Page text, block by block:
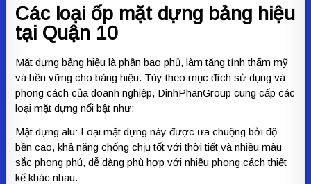
Các loại ốp mặt dựng bảng hiệu
tại Quận 10
Mặt dựng bảng hiệu là phần bao phủ, làm tăng tính thẩm mỹ
và bền vững cho bảng hiệu. Tùy theo mục đích sử dụng và
phong cách của doanh nghiệp, DinhPhanGroup cung cấp các
loại mặt dựng nổi bật như:
Mặt dựng alu: Loại mặt dựng này được ưa chuộng bởi độ
bền cao, khả năng chống chịu tốt với thời tiết và nhiều màu
sắc phong phú, dễ dàng phù hợp với nhiều phong cách thiết
kế khác nhau.